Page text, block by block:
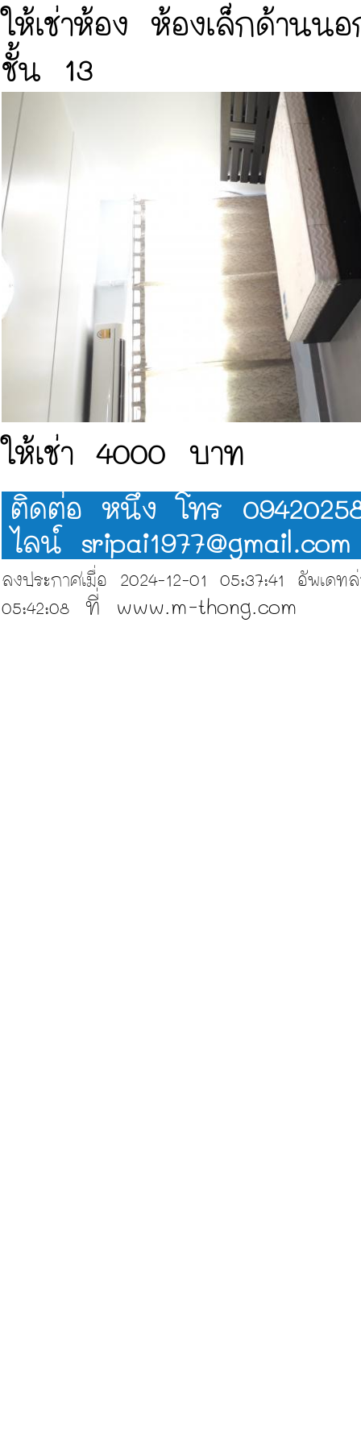
ให้เช่าห้อง ห้องเล็กด้าน
ชั้น 13
ให้เช่า 4000 บาท
ติดต่อ หนึ่ง โทร
ไลน์ sripai1977@gmail.com
ลงประกาศเมื่อ 2024-12-01 05:37:41 อัพเดท
05:42:08 ที่ www.m-thong.com